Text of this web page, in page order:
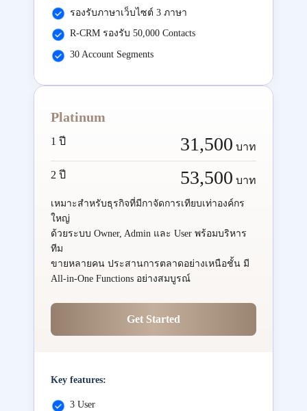
รองรับภาษาเว็บไซต์ 3 ภาษา
R-CRM รองรับ 50,000 Contacts
30 Account Segments
Platinum
1 ปี 31,500 บาท
2 ปี 53,500 บาท
เหมาะสำหรับธุรกิจที่มีกาจัดการเทียบเท่าองค์กร
ใหญ่
ด้วยระบบ Owner, Admin และ User พร้อมบริหาร
ทีม
ขายหลายคน ประสานการตลาดอย่างเหนือชั้น มี
All-in-One Functions อย่างสมบูรณ์
Get Started
Key features:
3 User